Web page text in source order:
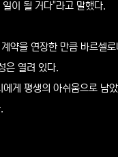
이 될 거다"라고 말했다.
약을 연장한 만큼 바르셀
은 열려 있다.
게 평생의 아쉬움으로